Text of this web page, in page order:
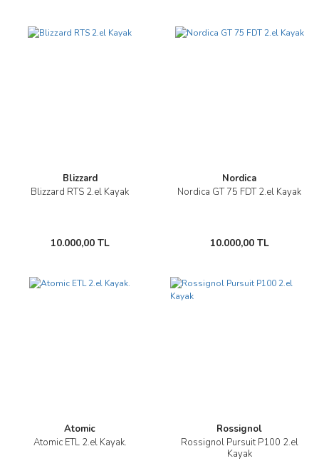
Blizzard
Blizzard RTS 2.el Kayak
10.000,00 TL
Nordica
Nordica GT 75 FDT 2.el Kayak
10.000,00 TL
Atomic
Atomic ETL 2.el Kayak.
Rossignol
Rossignol Pursuit P100 2.el
Kayak